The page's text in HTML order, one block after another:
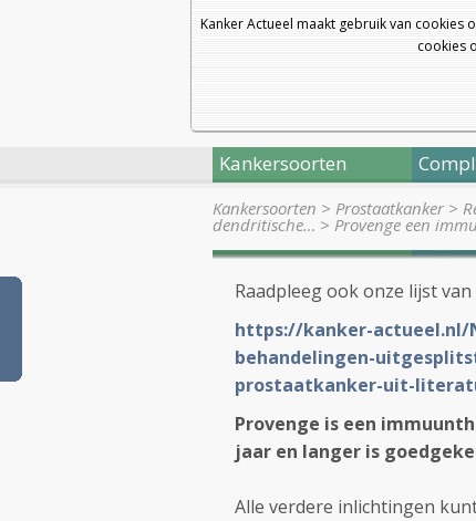
Kanker Actueel maakt gebruik van
cookies
Kankersoorten
Kankersoorten > Prostaatkanker>
dendritische… > Provenge een
Raadpleeg ook onze lijst
https://kanker-actueel.nl/
behandelingen-
prostaatkanker-uit-
Provenge is een
jaar en langer is
Alle verdere inlichtingen